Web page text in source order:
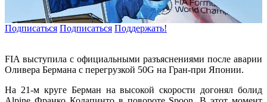
Подписаться Подписаться Поддержать!
FIA выступила с официальными разъяснениями после аварии
Оливера Бермана с перегрузкой 50G на Гран-при Японии.
На 21-м круге Берман на высокой скорости догонял болид